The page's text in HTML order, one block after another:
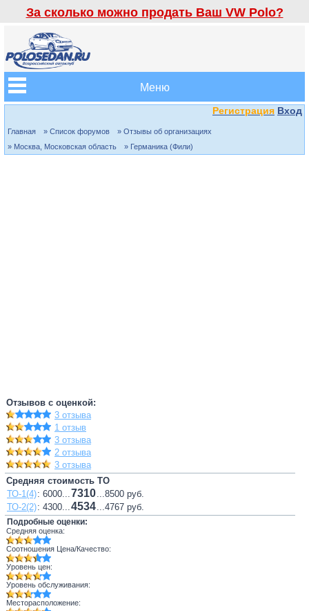
За сколько можно продать Ваш VW Polo?
Меню
Регистрация Вход
Главная » Список форумов
» Отзывы об организациях
» Москва, Московская область
» Германика (Фили)
Отзывов с оценкой:
3 отзыва
1 отзыв
3 отзыва
2 отзыва
3 отзыва
Средняя стоимость ТО
ТО-1(4): 6000...7310...8500 руб.
ТО-2(2): 4300...4534...4767 руб.
Подробные оценки:
Средняя оценка:
Соотношения Цена/Качество:
Уровень цен:
Уровень обслуживания:
Месторасположение: